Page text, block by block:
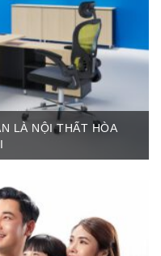
Phát( Nội thất The
LÀ NỘI THẤT HÒA
thay đổi thương hiệu Nội